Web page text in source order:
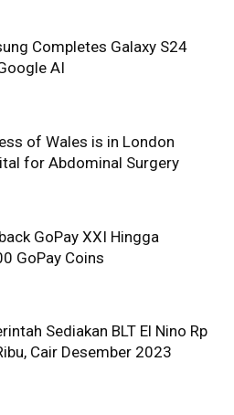
Completes Galaxy S24
AI
of Wales is in London
for Abdominal Surgery
GoPay XXI Hingga
GoPay Coins
Sediakan BLT El Nino Rp
Cair Desember 2023